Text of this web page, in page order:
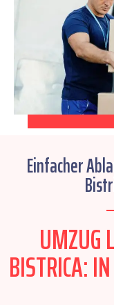
Einfacher
UMZUG
BISTRICA: